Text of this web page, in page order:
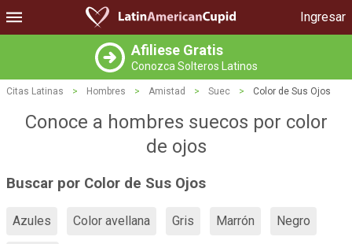
Ingresar
Afiliese Gratis
Conozca Solteros Latinos
Citas Latinas > Hombres > Amistad > Suec > Color de Sus Ojos
Conoce a hombres suecos por color
de ojos
Buscar por Color de Sus Ojos
Azules Color avellana Gris Marrón Negro